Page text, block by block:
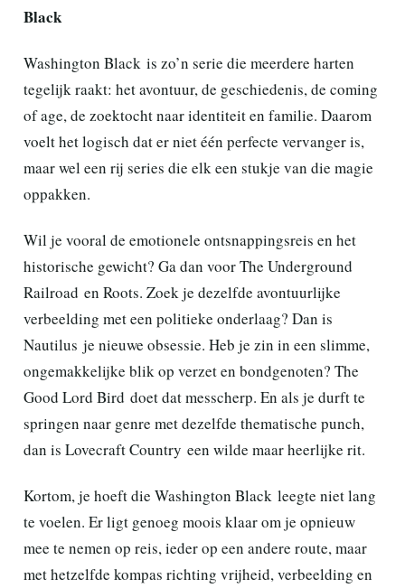
Black
Washington Black is zo’n serie die meerdere harten
tegelijk raakt: het avontuur, de geschiedenis, de coming
of age, de zoektocht naar identiteit en familie. Daarom
voelt het logisch dat er niet één perfecte vervanger is,
maar wel een rij series die elk een stukje van die magie
oppakken.
Wil je vooral de emotionele ontsnappingsreis en het
historische gewicht? Ga dan voor The Underground
Railroad en Roots. Zoek je dezelfde avontuurlijke
verbeelding met een politieke onderlaag? Dan is
Nautilus je nieuwe obsessie. Heb je zin in een slimme,
ongemakkelijke blik op verzet en bondgenoten? The
Good Lord Bird doet dat messcherp. En als je durft te
springen naar genre met dezelfde thematische punch,
dan is Lovecraft Country een wilde maar heerlijke rit.
Kortom, je hoeft die Washington Black leegte niet lang
te voelen. Er ligt genoeg moois klaar om je opnieuw
mee te nemen op reis, ieder op een andere route, maar
met hetzelfde kompas richting vrijheid, verbeelding en